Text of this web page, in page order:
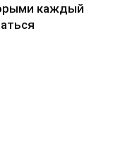
каждый